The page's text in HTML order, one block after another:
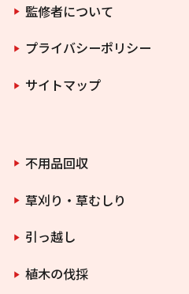
監修者について
プライバシーポリシー
サイトマップ
不用品回収
草刈り・草むしり
引っ越し
植木の伐採